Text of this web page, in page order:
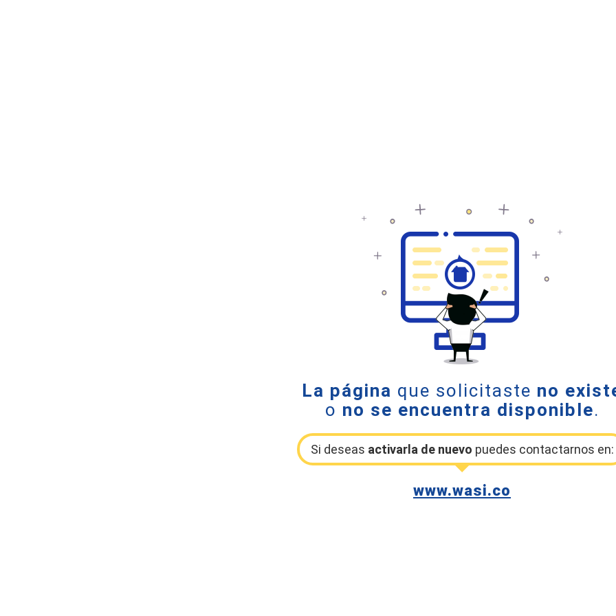
La página que solicitaste no
o no se encuentra disponible.
Si deseas activarla de nuevo puedes contactarnos en:
www.wasi.co